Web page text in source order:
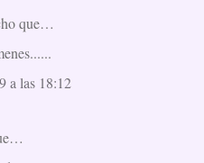
que…
a las 18:12